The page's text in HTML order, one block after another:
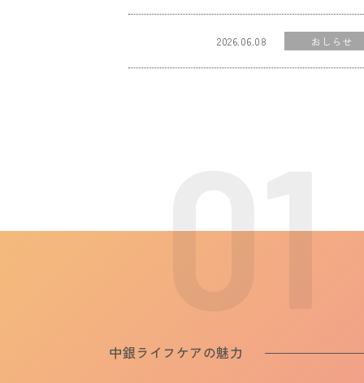
2026.06.08 おしらせ
中銀ライフケアの魅力